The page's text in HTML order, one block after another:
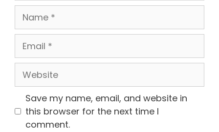
Name
Email
Website
Save my name, email, and website in
this browser for the next time I
comment.